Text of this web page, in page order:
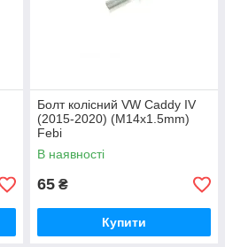
Болт колісний VW Caddy IV
(2015-2020) (M14x1.5mm)
Febi
В наявності
65 ₴
Купити